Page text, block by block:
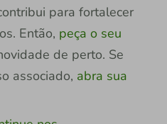
para fortalecer
Então, peça o seu
de perto. Se
associado, abra sua